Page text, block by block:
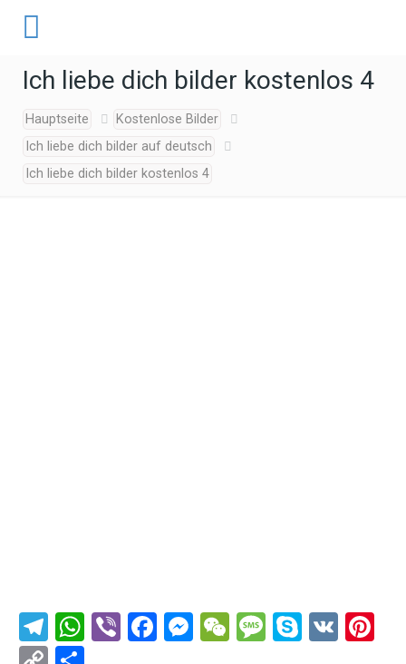
Ich liebe dich bilder kostenlos 4
Hauptseite
Kostenlose Bilder
Ich liebe dich bilder auf deutsch
Ich liebe dich bilder kostenlos 4
Telegram
WhatsApp
ViberFacebook
Messenger
WeChat
Message
Skype
VK